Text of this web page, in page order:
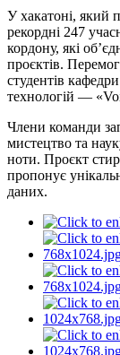
У хакатоні, який
рекордні 247
кордону, які
проєктів.
студентів
технологій —
Члени команди
мистецтво та
ноти. Проєкт
пропонує
даних.